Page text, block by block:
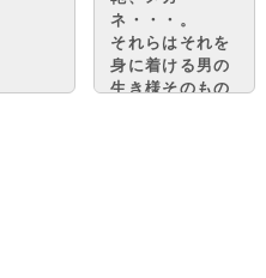
ネ・・・。
それらはそれを
身に着ける男の
生き様そのもの